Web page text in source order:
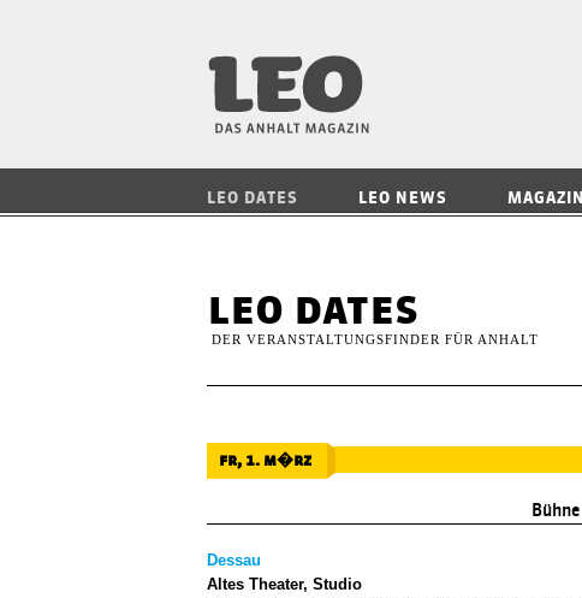
LEO DATES LEO NEWS MAGAZIN
leo dates
DER VERANSTALTUNGSFINDER FÜR ANHALT
fr, 1. m�rz
Bühne
Dessau
Altes Theater, Studio